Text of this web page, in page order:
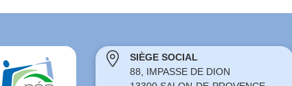
SIÈGE SOCIAL
88, IMPASSE DE DION